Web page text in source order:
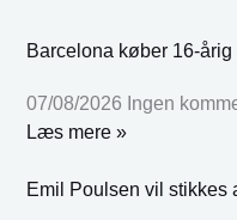
Barcelona køber 16-
07/08/2026 Ingen
Læs mere »
Emil Poulsen vil stikkes